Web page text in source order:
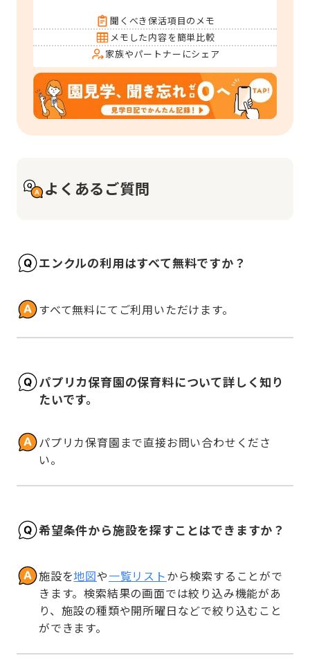
聞くべき保活項目のメモ
メモした内容を簡単比較
家族やパートナーにシェア
よくあるご質問
エンクルの利用はすべて無料ですか？
すべて無料にてご利用いただけます。
パプリカ保育園の保育料について詳しく知り
たいです。
パプリカ保育園まで直接お問い合わせくださ
い。
希望条件から施設を探すことはできますか？
施設を地図や一覧リストから検索することがで
きます。検索結果の画面では絞り込み機能があ
り、施設の種類や開所曜日などで絞り込むこと
ができます。